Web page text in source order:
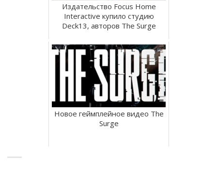
Издательство Focus Home
Interactive купило студию
Deck13, авторов The Surge
Новое геймплейное видео The
Surge